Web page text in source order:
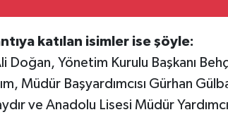
katılan isimler ise şöyle:
Doğan, Yönetim Kurulu Başkanı
Müdür Başyardımcısı Gürhan
ve Anadolu Lisesi Müdür